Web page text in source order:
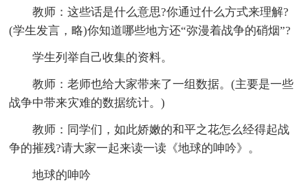
教师：这些话是什么意思?你通过什么方式来理解?
(学生发言，略)你知道哪些地方还“弥漫着战争的硝烟”?
学生列举自己收集的资料。
教师：老师也给大家带来了一组数据。(主要是一些
战争中带来灾难的数据统计。)
教师：同学们，如此娇嫩的和平之花怎么经得起战
争的摧残?请大家一起来读一读《地球的呻吟》。
地球的呻吟